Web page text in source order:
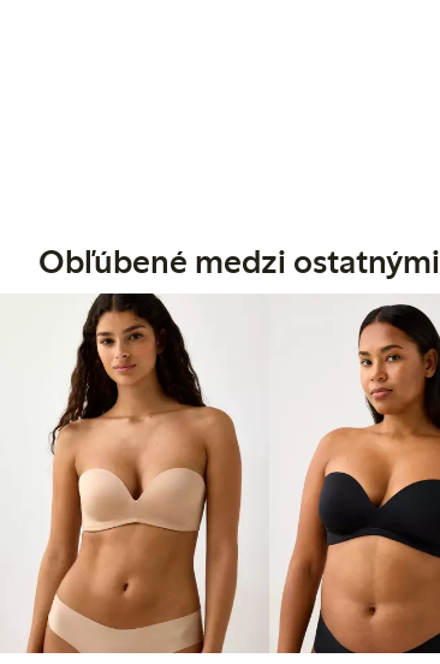
Obľúbené medzi ostatnými